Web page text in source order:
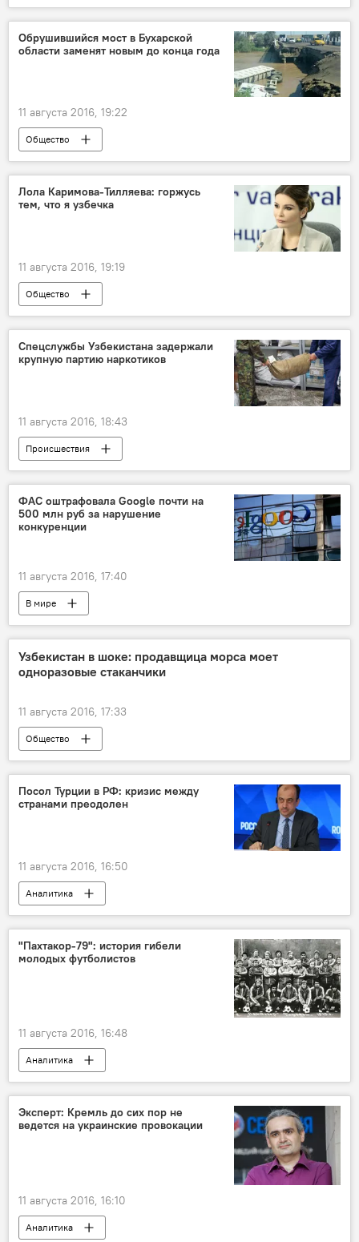
Обрушившийся мост в Бухарской
области заменят новым до конца года
11 августа 2016, 19:22
Общество
Лола Каримова-Тилляева: горжусь
тем, что я узбечка
11 августа 2016, 19:19
Общество
Спецслужбы Узбекистана задержали
крупную партию наркотиков
11 августа 2016, 18:43
Происшествия
ФАС оштрафовала Google почти на
500 млн руб за нарушение
конкуренции
11 августа 2016, 17:40
В мире
Узбекистан в шоке: продавщица морса моет
одноразовые стаканчики
11 августа 2016, 17:33
Общество
Посол Турции в РФ: кризис между
странами преодолен
11 августа 2016, 16:50
Аналитика
"Пахтакор-79": история гибели
молодых футболистов
11 августа 2016, 16:48
Аналитика
Эксперт: Кремль до сих пор не
ведется на украинские провокации
11 августа 2016, 16:10
Аналитика